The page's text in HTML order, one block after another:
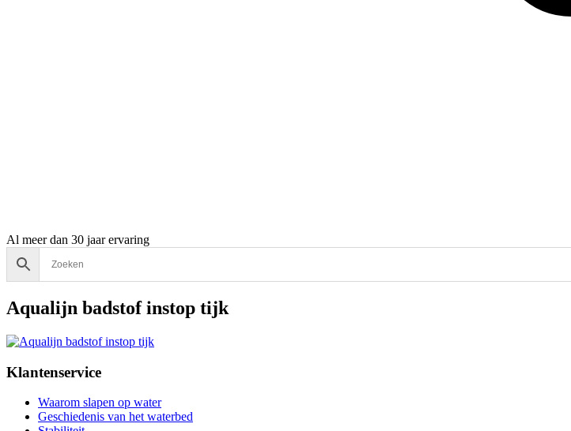
Al meer dan 30 jaar ervaring
Aqualijn badstof instop tijk
Klantenservice
Waarom slapen op water
Geschiedenis van het waterbed